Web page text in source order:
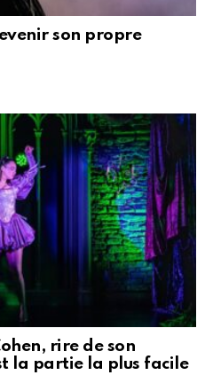
son propre
rire de son
la partie la plus facile